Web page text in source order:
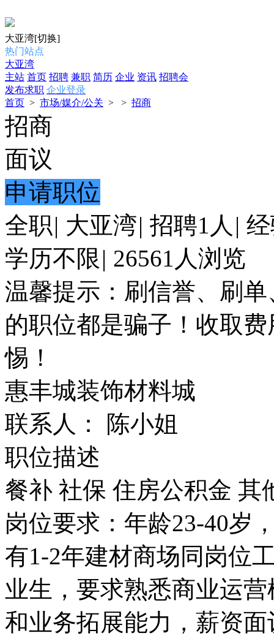
大亚湾[切换]
热门站点
大亚湾
主站 首页 招聘 兼职 简历 企业 资讯 招聘会
发布求职 企业登录
首页 > 市场/媒介/公关 > > 招商
招商
面议
申请职位
全职| 大亚湾| 招聘1人 |
学历不限 | 26561人浏览
温馨提示：刷信誉、刷
的职位都是骗子！收取
惕！
惠丰城装饰材料城
联系人： 陈小姐
职位描述
餐补 社保 住房公积金 其
岗位要求：年龄23-40岁
有1-2年建材商场同岗位
业生，要求熟悉商业运
和业务拓展能力，薪资面